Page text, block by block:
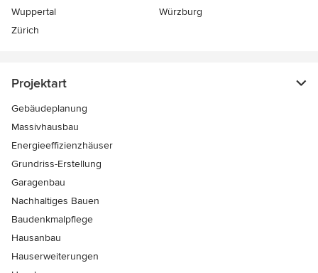
Wuppertal
Würzburg
Zürich
Projektart
Gebäudeplanung
Massivhausbau
Energieeffizienzhäuser
Grundriss-Erstellung
Garagenbau
Nachhaltiges Bauen
Baudenkmalpflege
Hausanbau
Hauserweiterungen